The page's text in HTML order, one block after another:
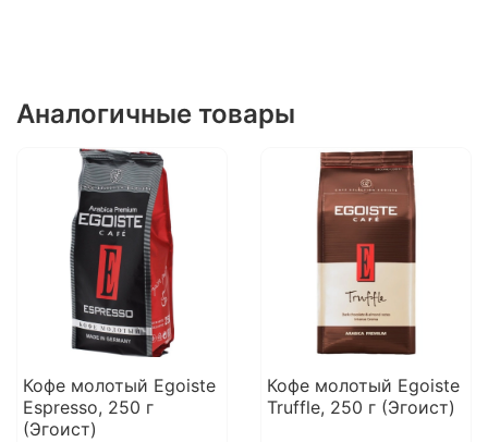
Аналогичные товары
Кофе молотый Egoiste
Espresso, 250 г
(Эгоист)
Кофе молотый Egoiste
Truffle, 250 г (Эгоист)